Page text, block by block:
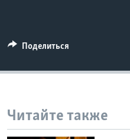
Поделиться
Читайте также